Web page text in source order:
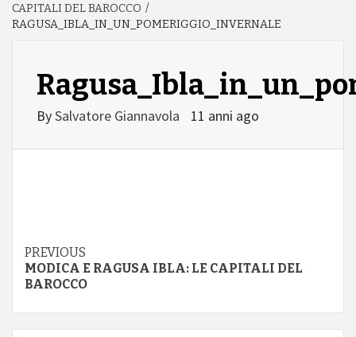
CAPITALI DEL BAROCCO
RAGUSA_IBLA_IN_UN_POMERIGGIO_INVERNALE
BySalvatore Giannavola 11 anni ago
Continue
Reading
PREVIOUS
MODICA E RAGUSA IBLA: LE CAPITALI DEL
BAROCCO